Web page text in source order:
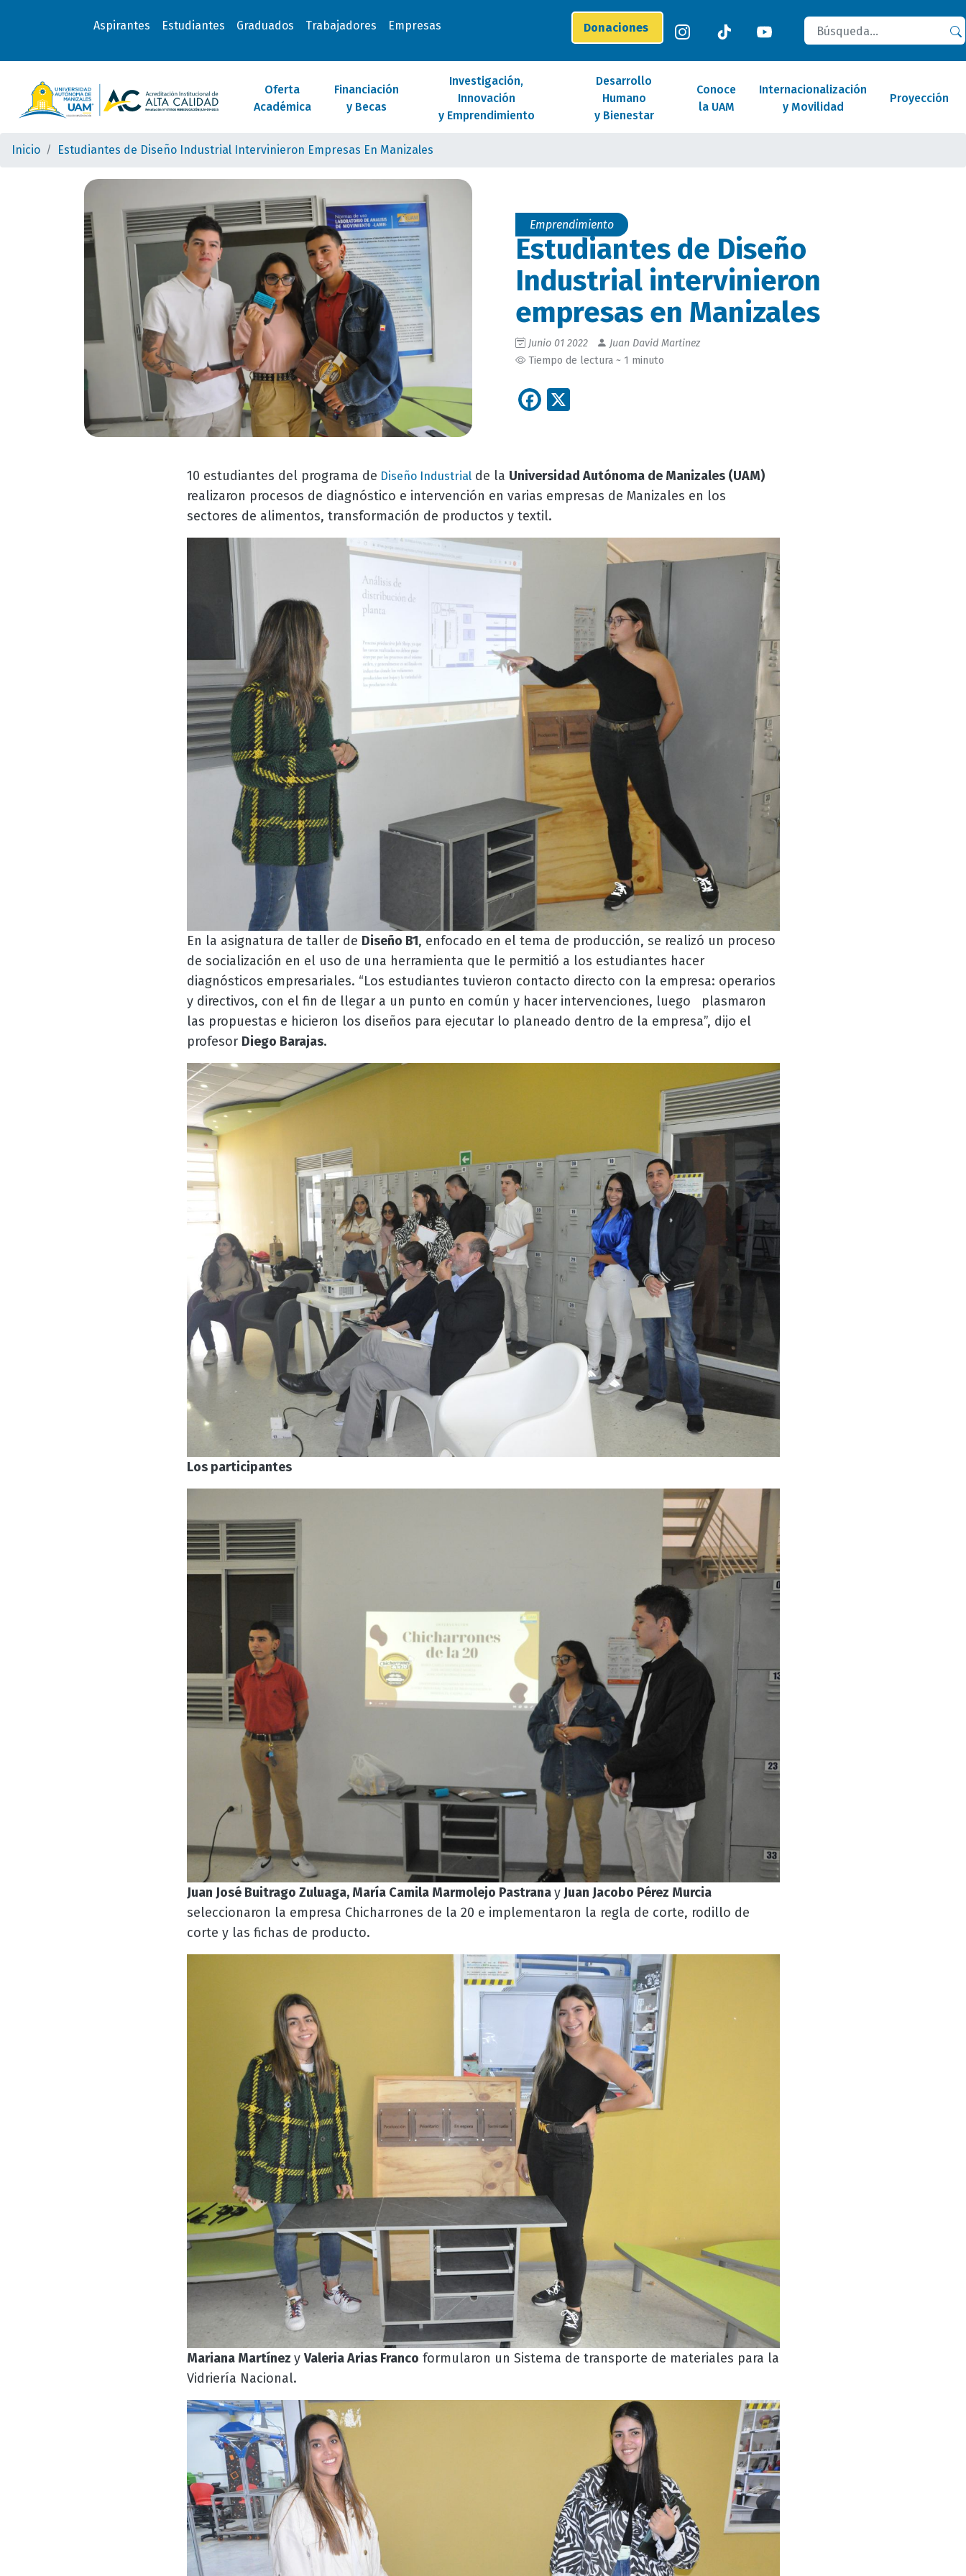
Aspirantes Estudiantes Graduados Trabajadores Empresas Donaciones
Buscar
Oferta
Académica
Financiación
y Becas
Investigación,
Innovación
y Emprendimiento
Desarrollo
Humano
y Bienestar
Conoce
la UAM
Internacionalización
y Movilidad
Proyección
Inicio Estudiantes de Diseño Industrial Intervinieron Empresas En Manizales
Emprendimiento
Estudiantes de Diseño
Industrial intervinieron
empresas en Manizales
Junio 01 2022
Juan David Martinez
Tiempo de lectura ~ 1 minuto
Facebook
10 estudiantes del programa de Diseño Industrialde la Universidad Autónoma de Manizales (UAM)
realizaron procesos de diagnóstico e intervención en varias empresas de Manizales en los
sectores de alimentos, transformación de productos y textil.
En la asignatura de taller de Diseño B1, enfocado en el tema de producción, se realizó un proceso
de socialización en el uso de una herramienta que le permitió a los estudiantes hacer
diagnósticos empresariales. “Los estudiantes tuvieron contacto directo con la empresa: operarios
y directivos, con el fin de llegar a un punto en común y hacer intervenciones, luego plasmaron
las propuestas e hicieron los diseños para ejecutar lo planeado dentro de la empresa”, dijo el
profesor Diego Barajas.
Los participantes
Juan José Buitrago Zuluaga, María Camila Marmolejo PastranayJuan Jacobo Pérez Murcia
seleccionaron la empresa Chicharrones de la 20 e implementaron la regla de corte, rodillo de
corte y las fichas de producto.
Mariana Martínez y Valeria Arias Franco formularon un Sistema de transporte de materiales para la
Vidriería Nacional.